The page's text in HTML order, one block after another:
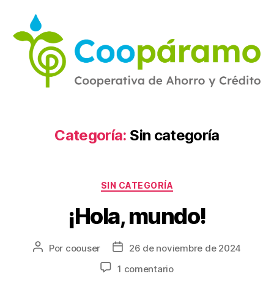
Categoría: Sin categoría
SIN CATEGORÍA
¡Hola, mundo!
Por coouser
26 de noviembre de 2024
1 comentario